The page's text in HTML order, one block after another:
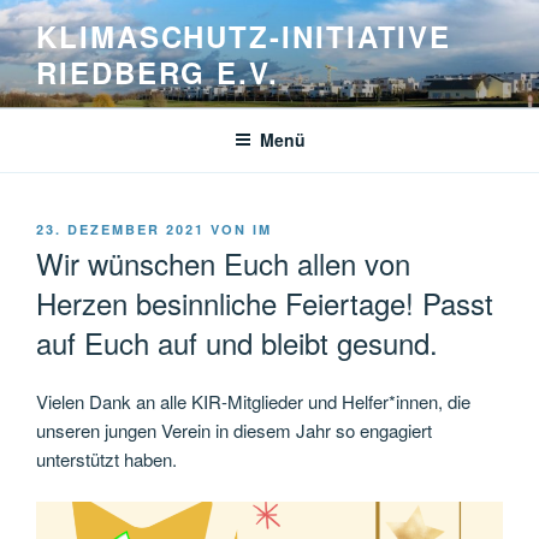
Zum
Inhalt
springen
KLIMASCHUTZ-INITIATIVE
RIEDBERG E.V.
Menü
VERÖFFENTLICHT
23. DEZEMBER 2021 VON IM
Wir wünschen Euch allen von
Herzen besinnliche Feiertage! Passt
auf Euch auf und bleibt gesund.
Vielen Dank an alle KIR-Mitglieder und Helfer*innen, die
unseren jungen Verein in diesem Jahr so engagiert
unterstützt haben.